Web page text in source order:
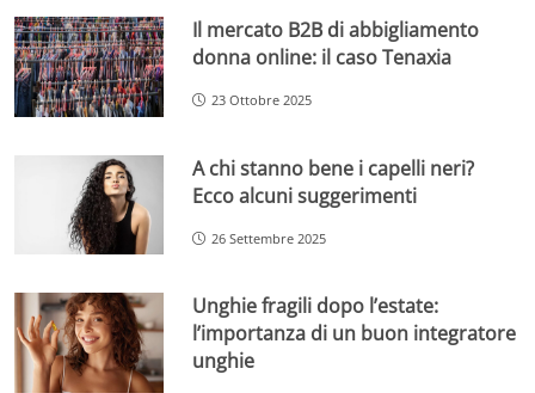
Il mercato B2B di abbigliamento
donna online: il caso Tenaxia
23 Ottobre 2025
A chi stanno bene i capelli neri?
Ecco alcuni suggerimenti
26 Settembre 2025
Unghie fragili dopo l’estate:
l’importanza di un buon integratore
unghie